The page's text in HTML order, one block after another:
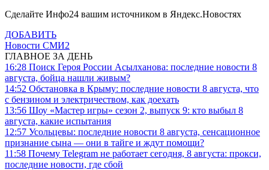
Сделайте Инфо24 вашим источником в Яндекс.Новостях
ДОБАВИТЬ
Новости СМИ2
ГЛАВНОЕ ЗА ДЕНЬ
16:28 Поиск Героя России Асылханова: последние новости 8
августа, бойца нашли живым?
14:52 Обстановка в Крыму: последние новости 8 августа, что
с бензином и электричеством, как доехать
13:56 Шоу «Мастер игры» сезон 2, выпуск 9: кто выбыл 8
августа, какие испытания
12:57 Усольцевы: последние новости 8 августа, сенсационное
признание сына — они в тайге и ждут помощи?
11:58 Почему Telegram не работает сегодня, 8 августа: прокси,
последние новости, где сбой